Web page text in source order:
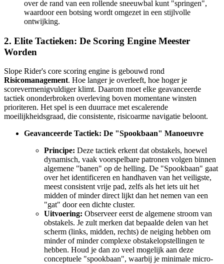
over de rand van een rollende sneeuwbal kunt "springen",
waardoor een botsing wordt omgezet in een stijlvolle
ontwijking.
2. Elite Tactieken: De Scoring Engine Meester
Worden
Slope Rider's core scoring engine is gebouwd rond
Risicomanagement. Hoe langer je overleeft, hoe hoger je
scorevermenigvuldiger klimt. Daarom moet elke geavanceerde
tactiek ononderbroken overleving boven momentane winsten
prioriteren. Het spel is een duurrace met escalerende
moeilijkheidsgraad, die consistente, risicoarme navigatie beloont.
Geavanceerde Tactiek: De "Spookbaan" Manoeuvre
Principe: Deze tactiek erkent dat obstakels, hoewel
dynamisch, vaak voorspelbare patronen volgen binnen
algemene "banen" op de helling. De "Spookbaan" gaat
over het identificeren en handhaven van het veiligste,
meest consistent vrije pad, zelfs als het iets uit het
midden of minder direct lijkt dan het nemen van een
"gat" door een dichte cluster.
Uitvoering: Observeer eerst de algemene stroom van
obstakels. Je zult merken dat bepaalde delen van het
scherm (links, midden, rechts) de neiging hebben om
minder of minder complexe obstakelopstellingen te
hebben. Houd je dan zo veel mogelijk aan deze
conceptuele "spookbaan", waarbij je minimale micro-